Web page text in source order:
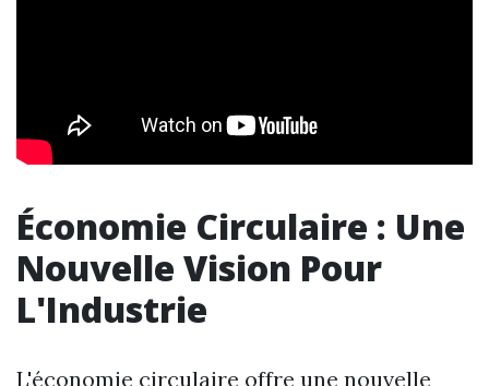
Économie Circulaire : Une
Nouvelle Vision Pour
L'Industrie
L'économie circulaire offre une nouvelle